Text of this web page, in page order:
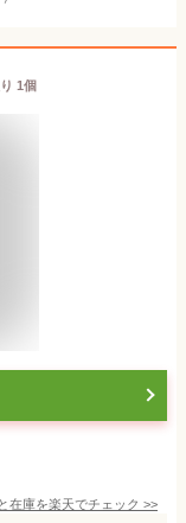
1個
在庫を楽天でチェック >>